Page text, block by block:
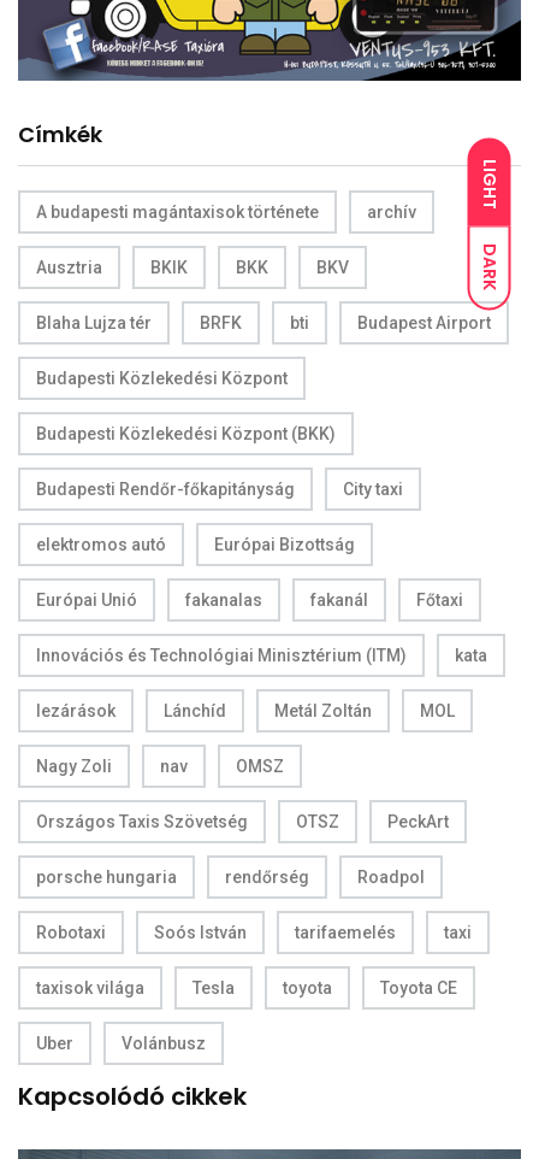
LIGHT
DARK
Címkék
A budapesti magántaxisok története archív
Ausztria BKIK BKK BKV
Blaha Lujza tér BRFK bti Budapest Airport
Budapesti Közlekedési Központ
Budapesti Közlekedési Központ (BKK)
Budapesti Rendőr-főkapitányság City taxi
elektromos autó Európai Bizottság
Európai Unió fakanalas fakanál Főtaxi
Innovációs és Technológiai Minisztérium (ITM) kata
lezárások Lánchíd Metál Zoltán MOL
Nagy Zoli nav OMSZ
Országos Taxis Szövetség OTSZ PeckArt
porsche hungaria rendőrség Roadpol
Robotaxi Soós István tarifaemelés taxi
taxisok világa Tesla toyota Toyota CE
Uber Volánbusz
Kapcsolódó cikkek